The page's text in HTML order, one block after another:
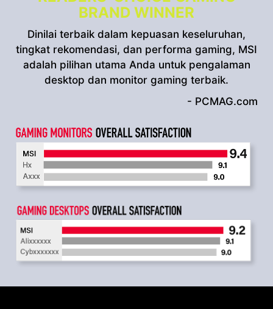
BRAND WINNER
Dinilai terbaik dalam kepuasan keseluruhan,
tingkat rekomendasi, dan performa gaming, MSI
adalah pilihan utama Anda untuk pengalaman
desktop dan monitor gaming terbaik.
- PCMAG.com